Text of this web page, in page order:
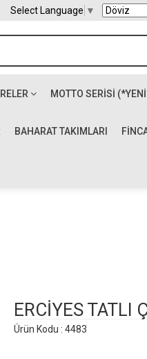
Select Language ▼
MOTTO SERİSİ
BAHARAT TAKIMLARI
ERCİYES TATLI
Ürün Kodu : 4483